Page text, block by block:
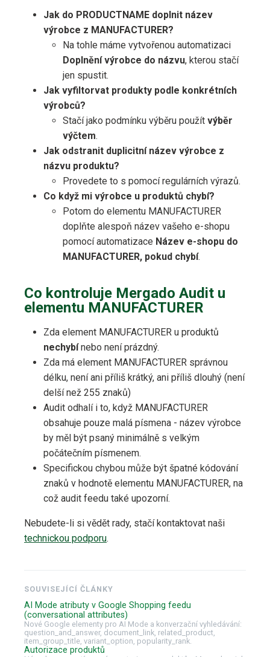
Jak do PRODUCTNAME doplnit název
výrobce z MANUFACTURER?
Na tohle máme vytvořenou automatizaci
Doplnění výrobce do názvu, kterou stačí
jen spustit.
Jak vyfiltorvat produkty podle konkrétních
výrobců?
Stačí jako podmínku výběru použít výběr
výčtem.
Jak odstranit duplicitní název výrobce z
názvu produktu?
Provedete to s pomocí regulárních výrazů.
Co když mi výrobce u produktů chybí?
Potom do elementu MANUFACTURER
doplňte alespoň název vašeho e-shopu
pomocí automatizace Název e-shopu do
MANUFACTURER, pokud chybí.
Co kontroluje Mergado Audit u
elementu MANUFACTURER
Zda element MANUFACTURER u produktů
nechybínebo není prázdný.
Zda má element MANUFACTURER správnou
délku, není ani příliš krátký, ani příliš dlouhý (není
delší než 255 znaků)
Audit odhalí i to, když MANUFACTURER
obsahuje pouze malá písmena - název výrobce
by měl být psaný minimálně s velkým
počátečním písmenem.
Specifickou chybou může být špatné kódování
znaků v hodnotě elementu MANUFACTURER, na
což audit feedu také upozorní.
Nebudete-li si vědět rady, stačí kontaktovat naši
technickou podporu.
SOUVISEJÍCÍ ČLÁNKY
AI Mode atributy v Google Shopping feedu
(conversational attributes)
Nové Google elementy pro AI Mode a konverzační vyhledávání:
question_and_answer, document_link, related_product,
item_group_title, variant_option, popularity_rank.
Autorizace produktů